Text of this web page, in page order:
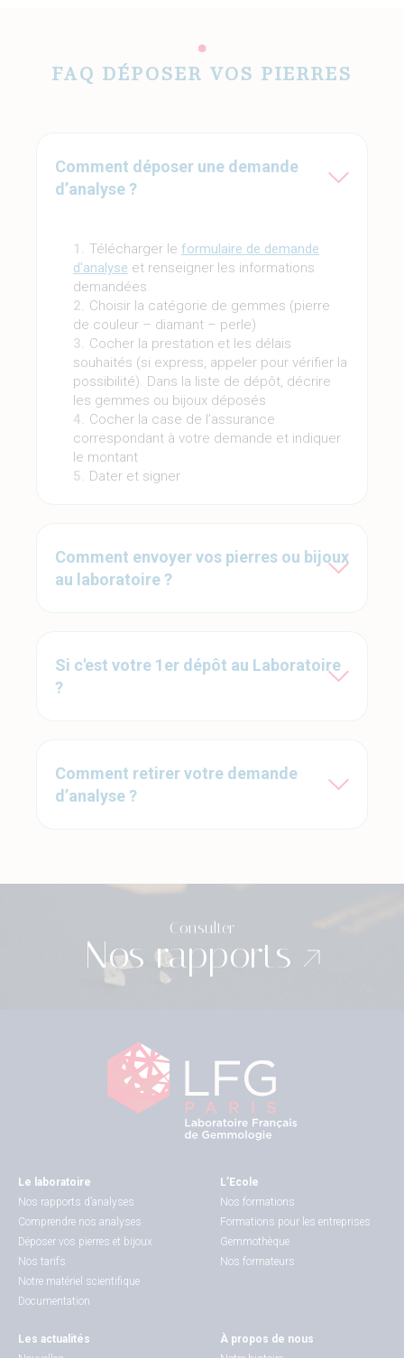
FAQ DÉPOSER VOS PIERRES
Comment déposer une demande
d’analyse ?
Télécharger le formulaire de demande
d'analyse et renseigner les informations
demandées
Choisir la catégorie de gemmes (pierre
de couleur – diamant – perle)
Cocher la prestation et les délais
souhaités (si express, appeler pour vérifier la
possibilité). Dans la liste de dépôt, décrire
les gemmes ou bijoux déposés
Cocher la case de l’assurance
correspondant à votre demande et indiquer
le montant
Dater et signer
Comment envoyer vos pierres ou bijoux
au laboratoire ?
Si c'est votre 1er dépôt au Laboratoire
?
Comment retirer votre demande
d’analyse ?
Consulter
Nos rapports
Le laboratoire
Nos rapports d’analyses
Comprendre nos analyses
Déposer vos pierres et bijoux
Nos tarifs
Notre matériel scientifique
Documentation
L’Ecole
Nos formations
Formations pour les entreprises
Gemmothèque
Nos formateurs
Les actualités
À propos de nous